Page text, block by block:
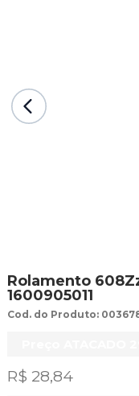
Rolamento
1600905011
Cod. do Produto:
R$ 28,84